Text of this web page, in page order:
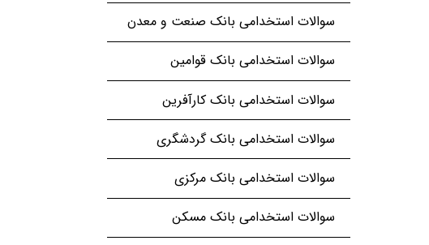
سوالات استخدامی بانک صنعت و معدن
سوالات استخدامی بانک قوامین
سوالات استخدامی بانک کارآفرین
سوالات استخدامی بانک گردشگری
سوالات استخدامی بانک مرکزی
سوالات استخدامی بانک مسکن